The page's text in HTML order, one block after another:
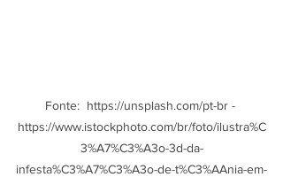
Fonte:  https://unsplash.com/pt-br -
https://www.istockphoto.com/br/foto/ilustra%C
3%A7%C3%A3o-3d-da-
infesta%C3%A7%C3%A3o-de-t%C3%AAnia-em-